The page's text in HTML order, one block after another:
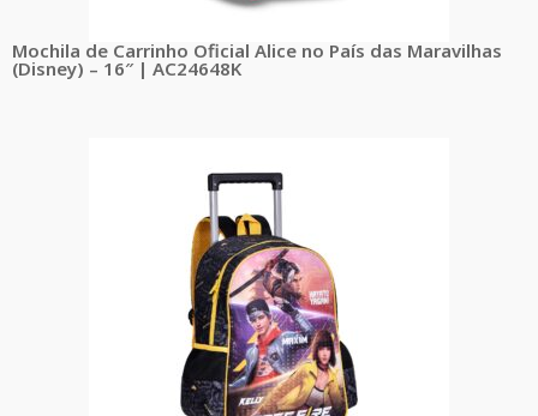
Mochila de Carrinho Oficial Alice no País das Maravilhas
(Disney) – 16″ | AC24648K